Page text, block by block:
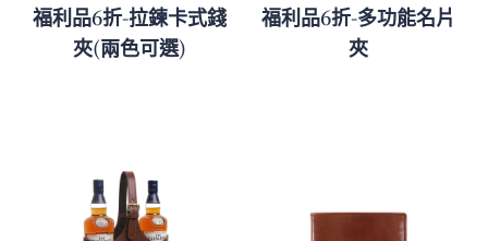
福利品6折-拉鍊卡式錢
夾(兩色可選)
福利品6折-多功能名片
夾